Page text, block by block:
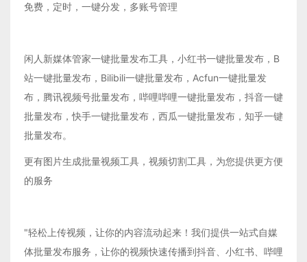
免费，定时，一键分发，多账号管理
闲人新媒体管家一键批量发布工具，小红书一键批量发布，B
站一键批量发布，Bilibili一键批量发布，Acfun一键批量发
布，腾讯视频号批量发布，哔哩哔哩一键批量发布，抖音一键
批量发布，快手一键批量发布，西瓜一键批量发布，知乎一键
批量发布。
更有图片生成批量视频工具，视频切割工具，为您提供更方便
的服务
"轻松上传视频，让你的内容流动起来！我们提供一站式自媒
体批量发布服务，让你的视频快速传播到抖音、小红书、哔哩